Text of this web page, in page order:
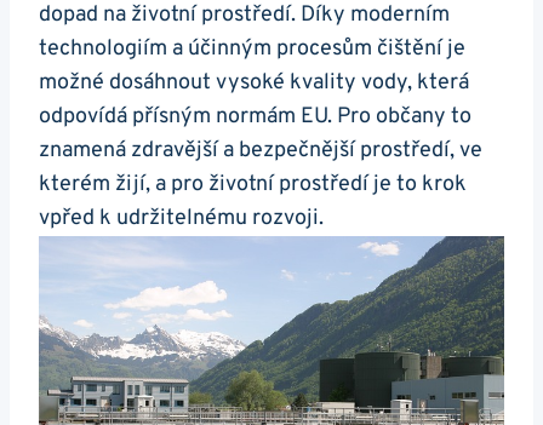
dopad na životní prostředí. Díky moderním
technologiím a účinným procesům čištění je
možné dosáhnout vysoké kvality vody, která
odpovídá přísným normám EU. Pro občany to
znamená zdravější a bezpečnější prostředí, ve
kterém žijí, a pro životní prostředí je to krok
vpřed k udržitelnému rozvoji.